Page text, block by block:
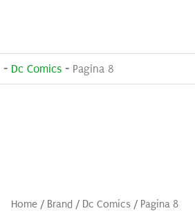
- Dc Comics - Pagina 8
Home / Brand / Dc Comics / Pagina 8